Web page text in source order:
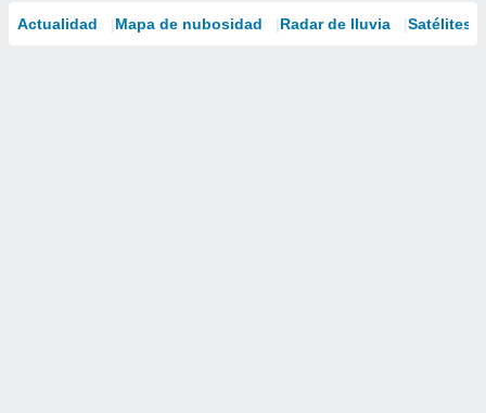
Actualidad Mapa de nubosidad Radar de lluvia Satélites